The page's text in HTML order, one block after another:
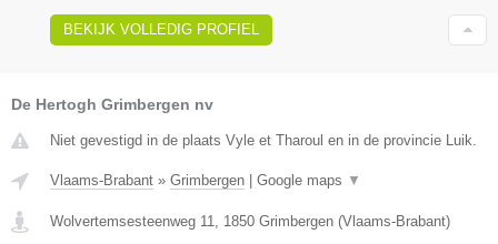
BEKIJK VOLLEDIG PROFIEL
De Hertogh Grimbergen nv
Niet gevestigd in de plaats Vyle et Tharoul en in de provincie Luik.
Vlaams-Brabant » Grimbergen Google maps ▼
Wolvertemsesteenweg 11 1850 Grimbergen (Vlaams-Brabant)